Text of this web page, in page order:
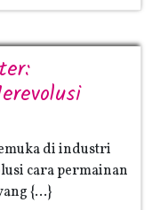
di industri
cara permainan
{...}